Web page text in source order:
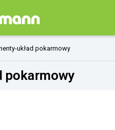
układ pokarmowy
pokarmowy